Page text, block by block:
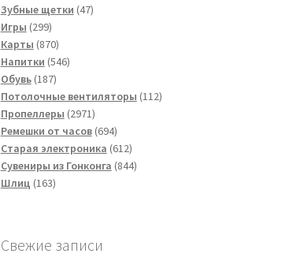
Зубные щетки 4747
Игры 299299
товаров
Карты 870870
товаров
Напитки 546546
Обувь 187187
товаров
Потолочные вентиляторы 112112
Пропеллеры 29712971
товар
Ремешки от часов 694694
товара
Старая электроника 612612
товаров
Сувениры из Гонконга 844844
Шлиц 163163
Свежие записи